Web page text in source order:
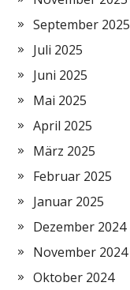
September 2025
Juli 2025
Juni 2025
Mai 2025
April 2025
März 2025
Februar 2025
Januar 2025
Dezember 2024
November 2024
Oktober 2024